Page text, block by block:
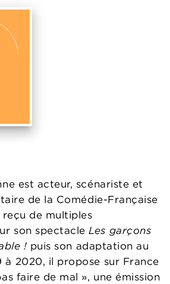
est acteur, scénariste et
de la Comédie-Française
de multiples
son spectacleLes garçons
! puis son adaptation au
à 2020, il propose sur France
faire de mal », une émission